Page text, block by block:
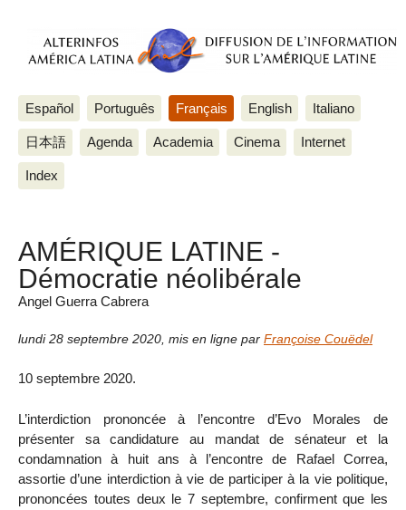
Español Português Français English Italiano
日本語 Agenda Academia Cinema Internet
Index
AMÉRIQUE LATINE -
Démocratie néolibérale
Angel Guerra Cabrera
lundi 28 septembre 2020 mis en ligne par Françoise Couëdel
10 septembre 2020.
L’interdiction prononcée à l’encontre d’Evo Morales de
présenter sa candidature au mandat de sénateur et la
condamnation à huit ans à l’encontre de Rafael Correa,
assortie d’une interdiction à vie de participer à la vie politique,
prononcées toutes deux le 7 septembre, confirment que les